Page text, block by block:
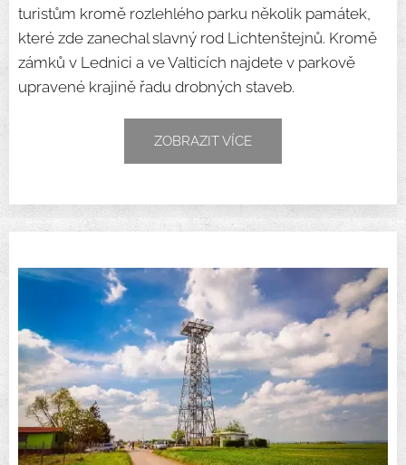
turistům kromě rozlehlého parku několik památek,
které zde zanechal slavný rod Lichtenštejnů. Kromě
zámků v Lednici a ve Valticích najdete v parkově
upravené krajině řadu drobných staveb.
ZOBRAZIT VÍCE